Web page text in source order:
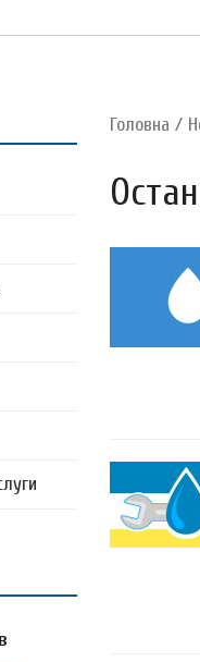
Головна /